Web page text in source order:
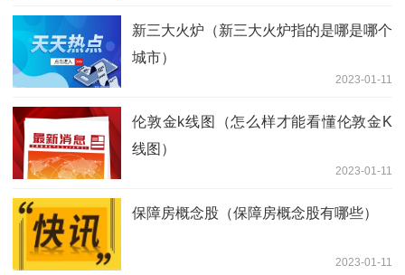
新三大火炉（新三大火炉指的是哪是哪个
城市）
2023-01-11
伦敦金k线图（怎么样才能看懂伦敦金K
线图）
2023-01-11
保障房概念股（保障房概念股有哪些）
2023-01-11